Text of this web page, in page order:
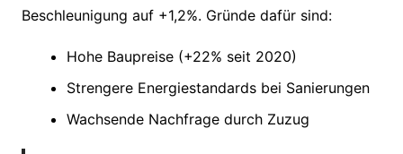
Beschleunigung auf +1,2%. Gründe dafür sind:
Hohe Baupreise (+22% seit 2020)
Strengere Energiestandards bei Sanierungen
Wachsende Nachfrage durch Zuzug